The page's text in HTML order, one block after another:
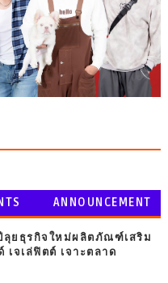
ANNOUNCEMENT
ลุยธุรกิจใหม่ผลิตภัณฑ์เสริม
เจเล่ฟิตต์ เจาะตลาด